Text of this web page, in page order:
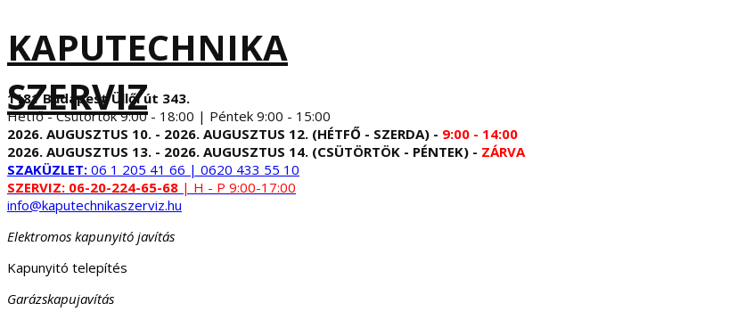
KAPUTECHNIKA
SZERVIZ
1181 Budapest Üllői út 343.
Hétfő - Csütörtök 9:00 - 18:00 | Péntek 9:00 - 15:00
2026. AUGUSZTUS 10. - 2026. AUGUSZTUS 12. (HÉTFŐ - SZERDA) - 9:00 - 14:00
2026. AUGUSZTUS 13. - 2026. AUGUSZTUS 14. (CSÜTÖRTÖK - PÉNTEK) - ZÁRVA
SZAKÜZLET: 06 1 205 41 66 | 0620 433 55 10
SZERVIZ: 06-20-224-65-68 | H - P 9:00-17:00
info@kaputechnikaszerviz.hu
Elektromos kapunyitó javítás
Kapunyitó telepítés
Garázskapujavítás